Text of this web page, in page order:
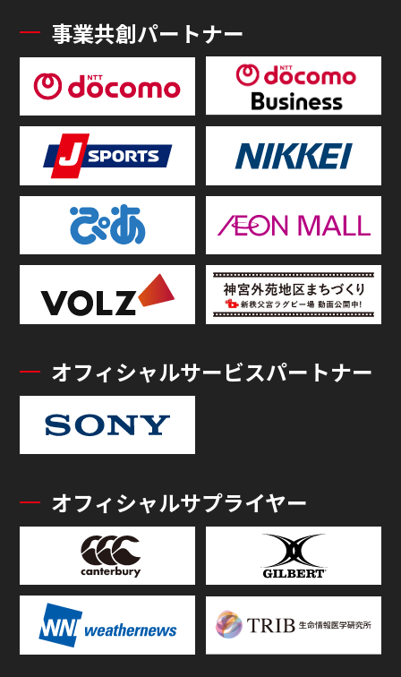
事業共創パートナー
オフィシャルサービスパートナー
オフィシャルサプライヤー